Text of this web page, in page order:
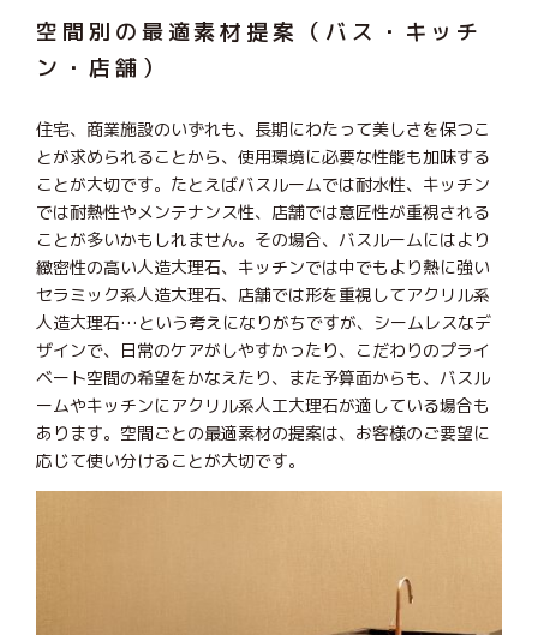
空間別の最適素材提案（バス・キッチ
ン・店舗）
住宅、商業施設のいずれも、長期にわたって美しさを保つこ
とが求められることから、使用環境に必要な性能も加味する
ことが大切です。たとえばバスルームでは耐水性、キッチン
では耐熱性やメンテナンス性、店舗では意匠性が重視される
ことが多いかもしれません。その場合、バスルームにはより
緻密性の高い人造大理石、キッチンでは中でもより熱に強い
セラミック系人造大理石、店舗では形を重視してアクリル系
人造大理石…という考えになりがちですが、シームレスなデ
ザインで、日常のケアがしやすかったり、こだわりのプライ
ベート空間の希望をかなえたり、また予算面からも、バスル
ームやキッチンにアクリル系人工大理石が適している場合も
あります。空間ごとの最適素材の提案は、お客様のご要望に
応じて使い分けることが大切です。